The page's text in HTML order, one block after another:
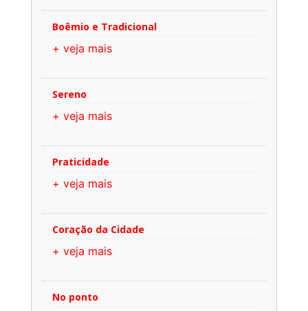
Boêmio e Tradicional
+ veja mais
Sereno
+ veja mais
Praticidade
+ veja mais
Coração da Cidade
+ veja mais
No ponto